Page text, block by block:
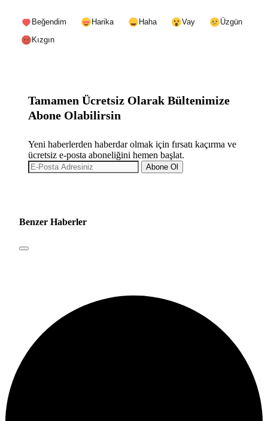
Beğendim Harika Haha Vay
Üzgün
Kızgın
Tamamen Ücretsiz Olarak Bültenimize
Abone Olabilirsin
Yeni haberlerden haberdar olmak için fırsatı kaçırma ve
ücretsiz e-posta aboneliğini hemen başlat.
Abone Ol
Benzer Haberler